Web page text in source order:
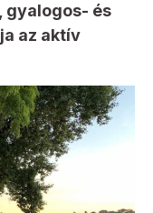
gyalogos- és
az aktív